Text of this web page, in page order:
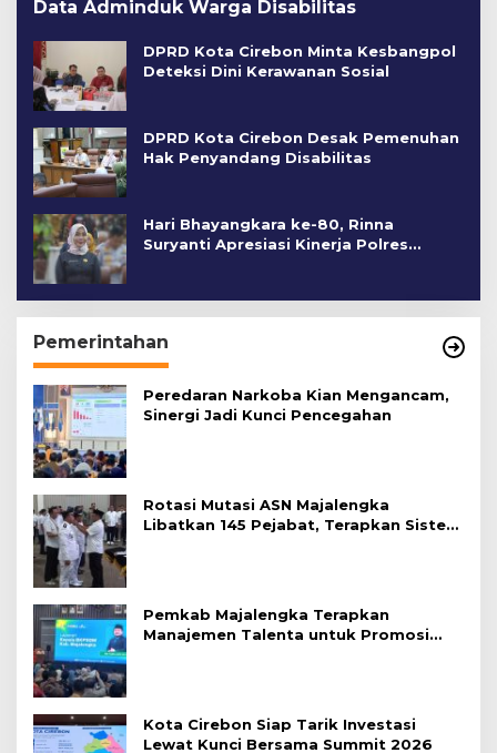
Data Adminduk Warga Disabilitas
DPRD Kota Cirebon Minta Kesbangpol
Deteksi Dini Kerawanan Sosial
DPRD Kota Cirebon Desak Pemenuhan
Hak Penyandang Disabilitas
Hari Bhayangkara ke-80, Rinna
Suryanti Apresiasi Kinerja Polres
Pemerintahan
Peredaran Narkoba Kian Mengancam,
Sinergi Jadi Kunci Pencegahan
Rotasi Mutasi ASN Majalengka
Libatkan 145 Pejabat, Terapkan Sistem
Pemkab Majalengka Terapkan
Manajemen Talenta untuk Promosi
Kota Cirebon Siap Tarik Investasi
Lewat Kunci Bersama Summit 2026